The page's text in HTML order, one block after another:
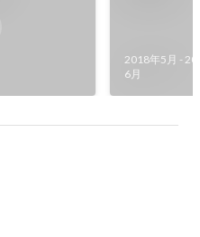
2018年5月 -
6月